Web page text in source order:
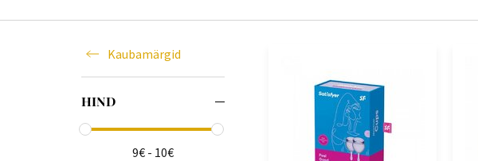
Kaubamärgid
HIND
9€ - 10€